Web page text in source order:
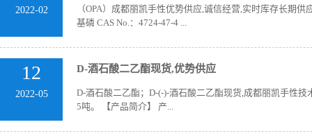
2022-02
（OPA）成都丽凯手性优势供应,诚信经营,实时库存长期
基磷 CAS No.：4724-47-4 ...
12
2022-05
D-酒石酸二乙酯现货,优势供应
D-酒石酸二乙酯；D-(-)-酒石酸二乙酯现货,成都丽凯手性
5吨。 【产品简介】 产...